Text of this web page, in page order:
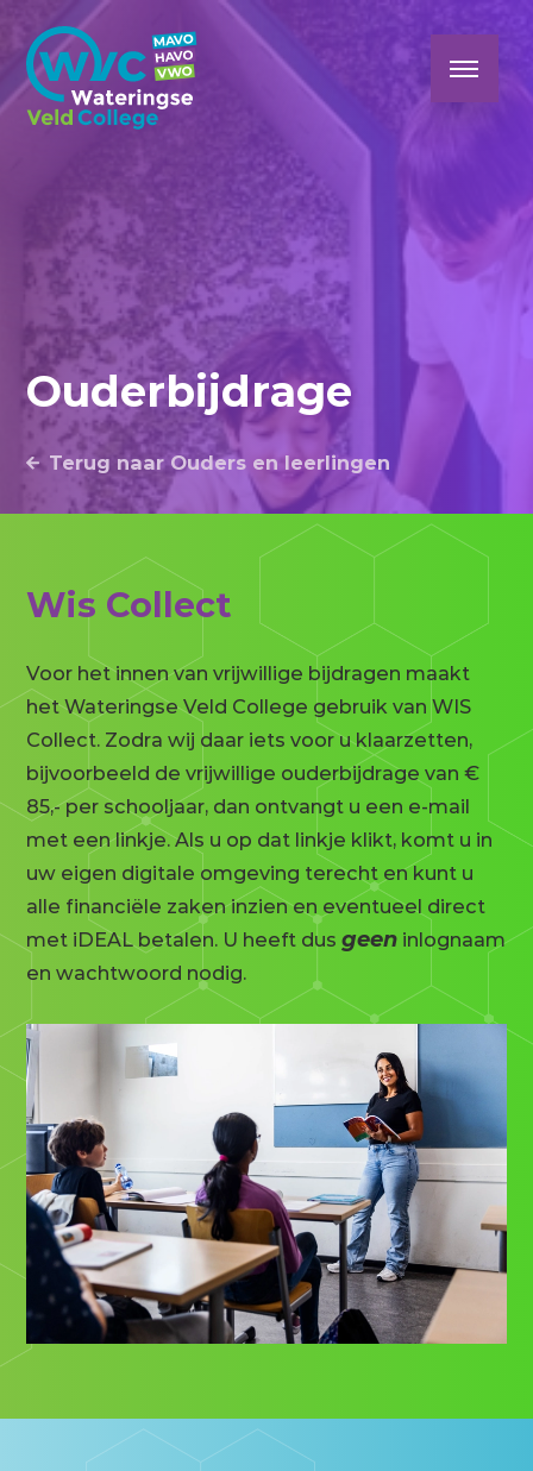
Ouderbijdrage
Terug naar Ouders en leerlingen
Wis Collect
Voor het innen van vrijwillige bijdragen maakt
het Wateringse Veld College gebruik van WIS
Collect. Zodra wij daar iets voor u klaarzetten,
bijvoorbeeld de vrijwillige ouderbijdrage van €
85,- per schooljaar, dan ontvangt u een e-mail
met een linkje. Als u op dat linkje klikt, komt u in
uw eigen digitale omgeving terecht en kunt u
alle financiële zaken inzien en eventueel direct
met iDEAL betalen. U heeft dus geeninlognaam
en wachtwoord nodig.